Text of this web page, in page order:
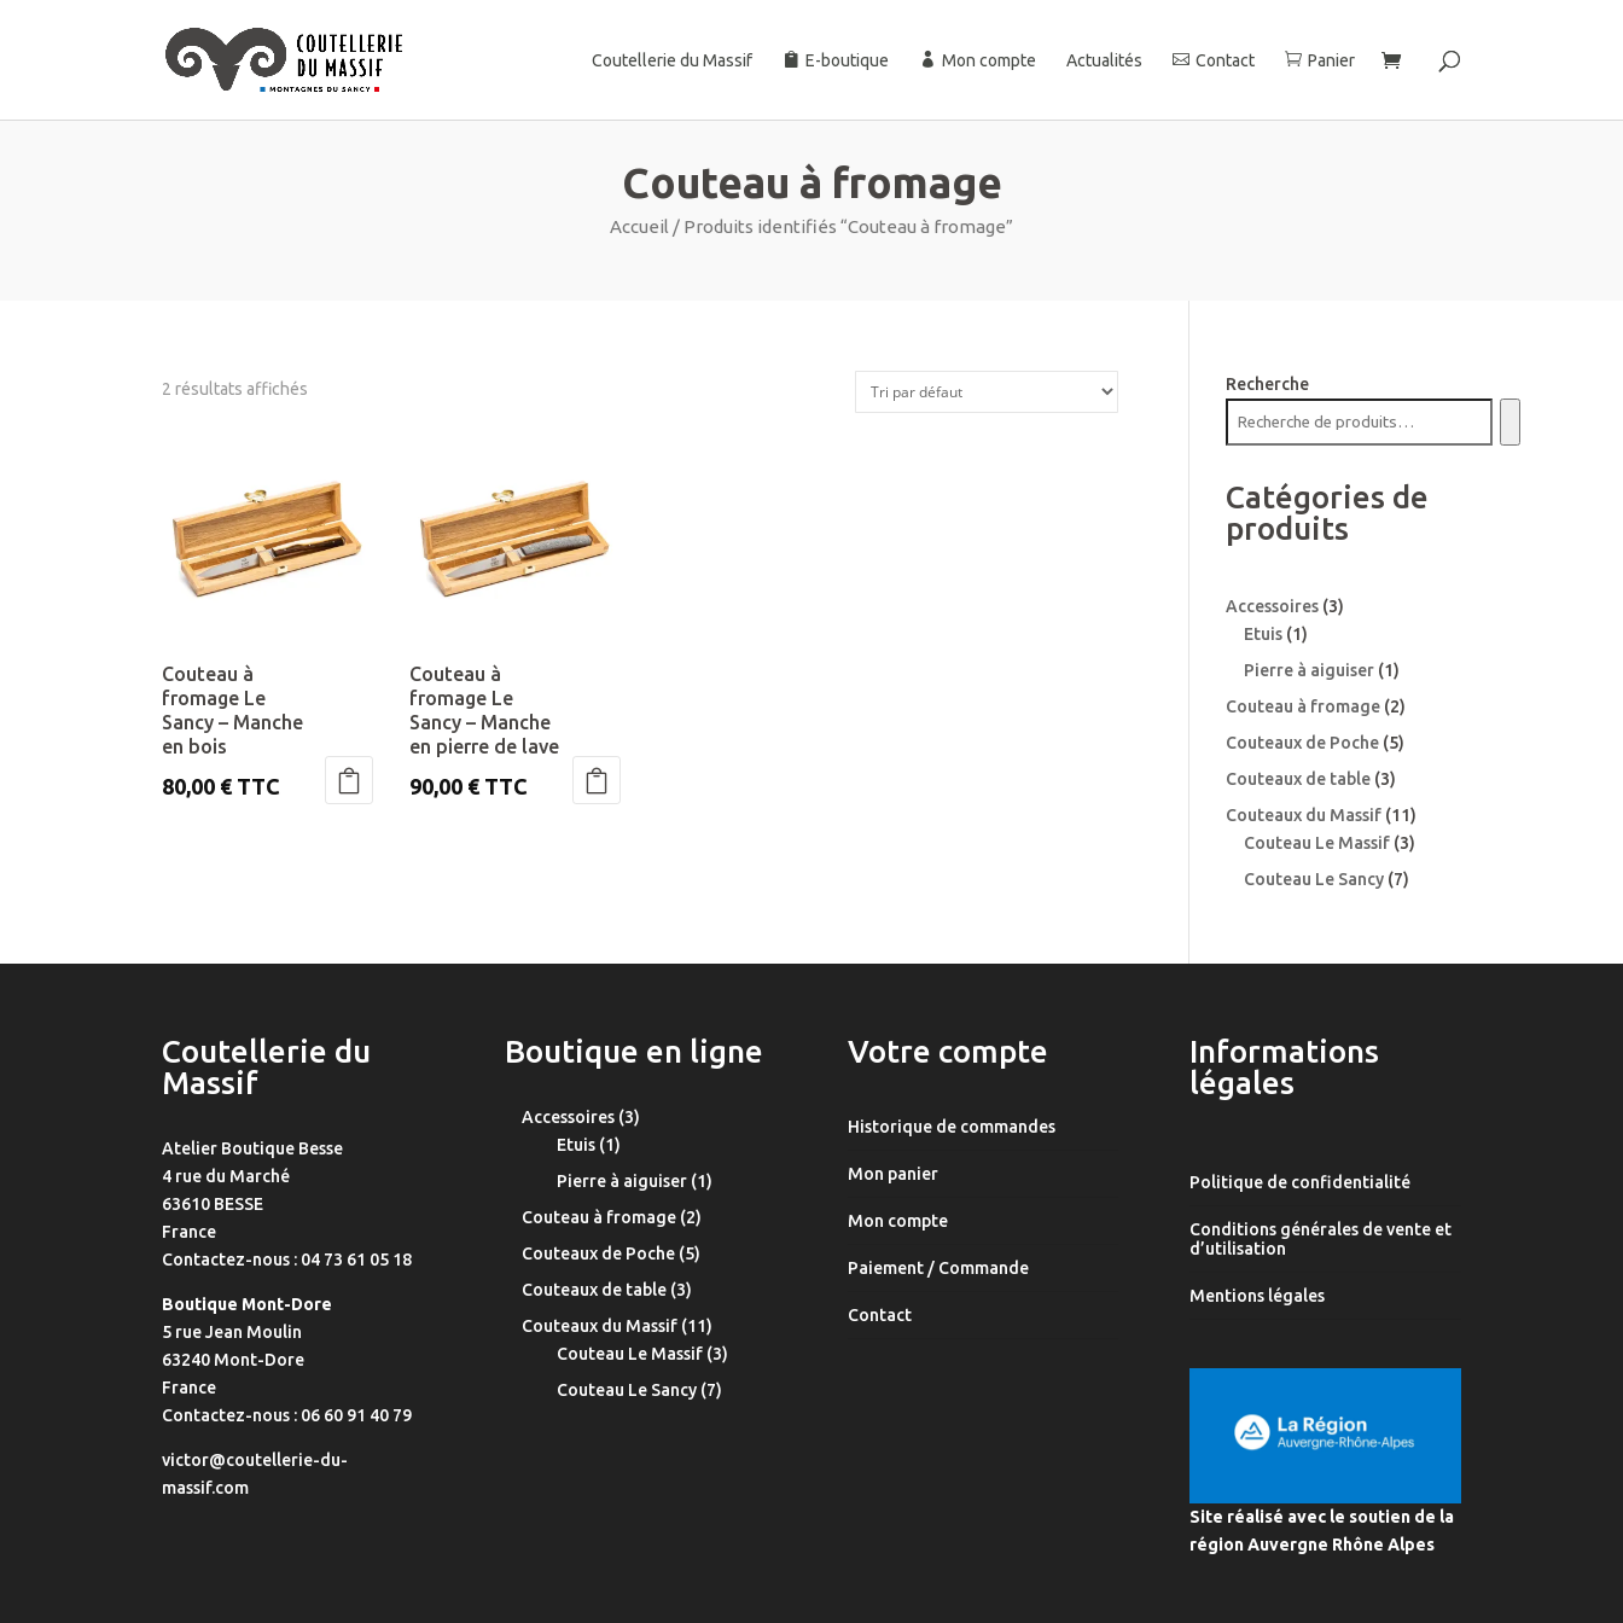
Coutellerie du Massif E-boutique Mon compte Actualités Contact Panier
Couteau à fromage
Accueil / Produits identifiés “Couteau à fromage”
2 résultats affichés
Couteau à
fromage Le
Sancy – Manche
en bois
80,00 € TTC
être
choisies
sur
page
du
produit
Couteau à
fromage Le
Sancy – Manche
en pierre de lave
90,00 € TTC
Recherche
Catégories de
produits
Accessoires 33
Etuis 11
produit
Pierre à aiguiser 11
produit
Couteau à fromage 22
produits
Couteaux de Poche 55
Couteaux de table 33
produits
Couteaux du Massif 1111
produits
Couteau Le Massif 33
Couteau Le Sancy 77
Coutellerie du
Massif
Atelier Boutique Besse
4 rue du Marché
63610 BESSE
France
Contactez-nous : 04 73 61 05 18
Boutique Mont-Dore
5 rue Jean Moulin
63240 Mont-Dore
France
Contactez-nous : 06 60 91 40 79
victor@coutellerie-du-
massif.com
Boutique en ligne
Accessoires 33
Etuis 11
produit
Pierre à aiguiser 11
Couteau à fromage 22
produits
Couteaux de Poche 55
Couteaux de table 33
produits
Couteaux du Massif 1111
produits
Couteau Le Massif 33
Couteau Le Sancy 77
Votre compte
Historique de commandes
Mon panier
Mon compte
Paiement / Commande
Contact
Informations
légales
Politique de confidentialité
Conditions générales de vente et
d’utilisation
Mentions légales
Site réalisé avec le soutien de la
région Auvergne Rhône Alpes